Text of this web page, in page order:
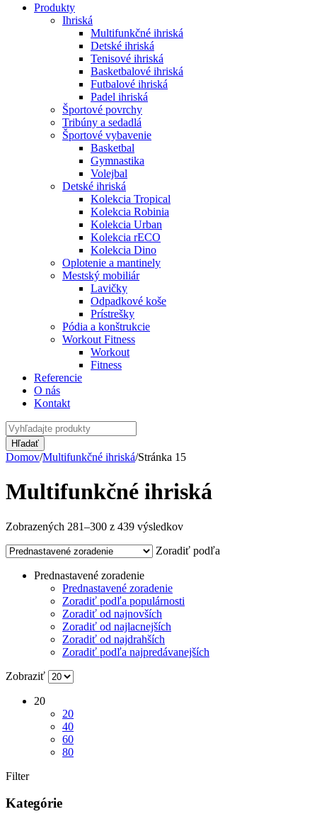
Produkty
Ihriská
Multifunkčné ihriská
Detské ihriská
Tenisové ihriská
Basketbalové ihriská
Futbalové ihriská
Padel ihriská
Športové povrchy
Tribúny a sedadlá
Športové vybavenie
Basketbal
Gymnastika
Volejbal
Detské ihriská
Kolekcia Tropical
Kolekcia Robinia
Kolekcia Urban
Kolekcia rECO
Kolekcia Dino
Oplotenie a mantinely
Mestský mobiliár
Lavičky
Odpadkové koše
Prístrešky
Pódia a konštrukcie
Workout Fitness
Workout
Fitness
Referencie
O nás
Kontakt
Domov/Multifunkčné ihriská/Stránka 15
Multifunkčné ihriská
Zobrazených 281–300 z 439 výsledkov
Zoradiť podľa
Prednastavené zoradenie
Prednastavené zoradenie
Zoradiť podľa populárnosti
Zoradiť od najnovších
Zoradiť od najlacnejších
Zoradiť od najdrahších
Zoradiť podľa najpredávanejších
Zobraziť
20
20
40
60
80
Filter
Kategórie